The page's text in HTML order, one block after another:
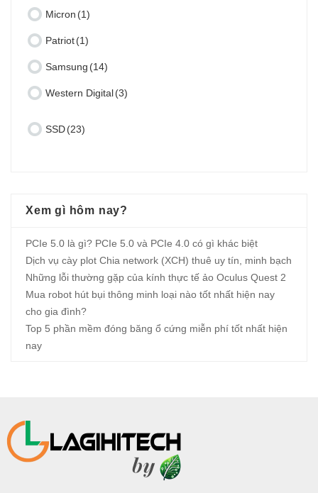
Micron (1)
Patriot(1)
Samsung (14)
Western Digital(3)
SSD(23)
Xem gì hôm nay?
PCIe 5.0 là gì? PCIe 5.0 và PCIe 4.0 có gì khác biệt
Dịch vụ cày plot Chia network (XCH) thuê uy tín, minh bạch
Những lỗi thường gặp của kính thực tế ảo Oculus Quest 2
Mua robot hút bụi thông minh loại nào tốt nhất hiện nay
cho gia đình?
Top 5 phần mềm đóng băng ổ cứng miễn phí tốt nhất hiện
nay